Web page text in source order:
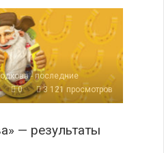
- последние
0 3 121 просмотров
— результаты